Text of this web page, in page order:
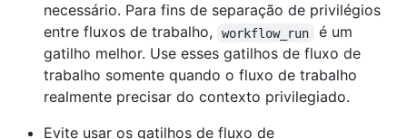
necessário. Para fins de separação de privilégios
entre fluxos de trabalho,
workflow_run
é um
gatilho melhor. Use esses gatilhos de fluxo de
trabalho somente quando o fluxo de trabalho
realmente precisar do contexto privilegiado.
Evite usar os gatilhos de fluxo de